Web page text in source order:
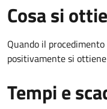
Cosa si
Quando il
positivamente si
Tempi e